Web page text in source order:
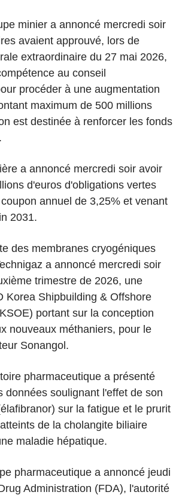
minier a annoncé mercredi soir
avaient approuvé, lors de
extraordinaire du 27 mai 2026,
au conseil
procéder à une augmentation
maximum de 500 millions
est destinée à renforcer les fonds
a annoncé mercredi soir avoir
d'euros d'obligations vertes
annuel de 3,25% et venant
2031.
des membranes cryogéniques
a annoncé mercredi soir
trimestre de 2026, une
Korea Shipbuilding & Offshore
portant sur la conception
nouveaux méthaniers, pour le
Sonangol.
pharmaceutique a présenté
données soulignant l'effet de son
sur la fatigue et le prurit
de la cholangite biliaire
maladie hépatique.
pharmaceutique a annoncé jeudi
Administration (FDA), l'autorité